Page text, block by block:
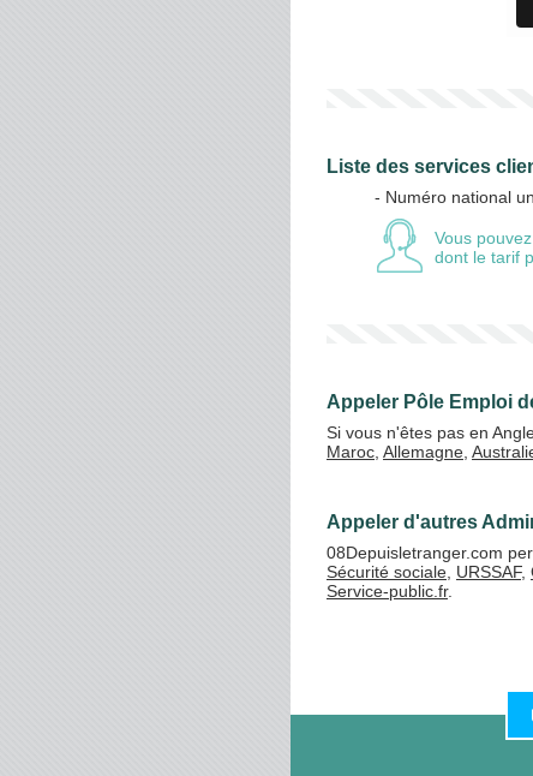
Liste des services
- Numéro national
Vous
dont le tarif
Appeler Pôle Emploi
Si vous n'êtes pas en
Maroc Allemagne
Appeler d'autres
08Depuisletranger.com
Sécurité sociale URSSAF,
Service-public.fr.